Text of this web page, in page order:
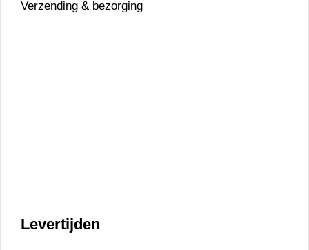
Verzending & bezorging
Levertijden